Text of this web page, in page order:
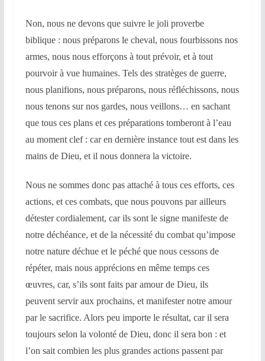
Non, nous ne devons que suivre le joli proverbe
biblique : nous préparons le cheval, nous fourbissons nos
armes, nous nous efforçons à tout prévoir, et à tout
pourvoir à vue humaines. Tels des stratèges de guerre,
nous planifions, nous préparons, nous réfléchissons, nous
nous tenons sur nos gardes, nous veillons… en sachant
que tous ces plans et ces préparations tomberont à l’eau
au moment clef : car en dernière instance tout est dans les
mains de Dieu, et il nous donnera la victoire.
Nous ne sommes donc pas attaché à tous ces efforts, ces
actions, et ces combats, que nous pouvons par ailleurs
détester cordialement, car ils sont le signe manifeste de
notre déchéance, et de la nécessité du combat qu’impose
notre nature déchue et le péché que nous cessons de
répéter, mais nous apprécions en même temps ces
œuvres, car, s’ils sont faits par amour de Dieu, ils
peuvent servir aux prochains, et manifester notre amour
par le sacrifice. Alors peu importe le résultat, car il sera
toujours selon la volonté de Dieu, donc il sera bon : et
l’on sait combien les plus grandes actions passent par